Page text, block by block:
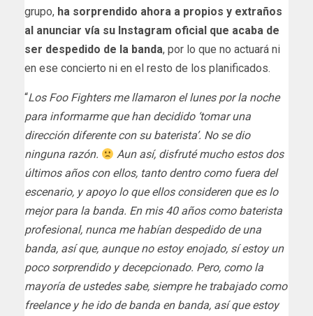
grupo, ha sorprendido ahora a propios y extraños
al anunciar vía su Instagram oficial que acaba de
ser despedido de la banda, por lo que no actuará ni
en ese concierto ni en el resto de los planificados.
“Los Foo Fighters me llamaron el lunes por la noche
para informarme que han decidido ‘tomar una
dirección diferente con su baterista’. No se dio
ninguna razón.
Aun así, disfruté mucho estos dos
últimos años con ellos, tanto dentro como fuera del
escenario, y apoyo lo que ellos consideren que es lo
mejor para la banda. En mis 40 años como baterista
profesional, nunca me habían despedido de una
banda, así que, aunque no estoy enojado, sí estoy un
poco sorprendido y decepcionado. Pero, como la
mayoría de ustedes sabe, siempre he trabajado como
freelance y he ido de banda en banda, así que estoy